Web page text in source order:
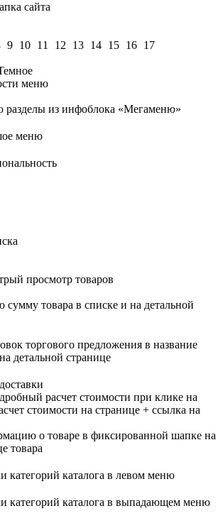
сайта
9 10 11 12 13 14 15 16 17
меню
из инфоблока «Мегаменю»
меню
просмотр товаров
товара в списке и на детальной
торгового предложения в название
детальной странице
расчет стоимости при клике на
стоимости на странице + ссылка на
о товаре в фиксированной шапке на
товара
категорий каталога в левом меню
категорий каталога в выпадающем меню